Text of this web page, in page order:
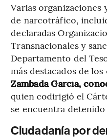
Varias organizaciones
de narcotráfico,
declaradas
Transnacionales y
Departamento del
más destacados de los
Zambada García,
quien codirigió el
se encuentra
Ciudadanía por